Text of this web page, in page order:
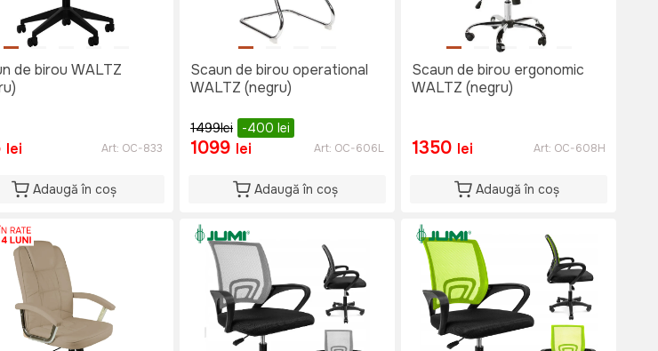
de birou WALTZ
lei Art: OC-833
Adaugă în coș
Scaun de birou operational
WALTZ (negru)
1499lei -400 lei
1099 lei Art: OC-606L
Adaugă în coș
Scaun de birou ergonomic
WALTZ (negru)
1350 lei Art: OC-608H
Adaugă în coș